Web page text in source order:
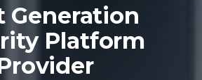
Generation
Platform
트러스트 아키텍처 솔루션
ZTA
트 가이드라인 원칙에 완벽하게
플랫폼
vAegis
Generation
Platform